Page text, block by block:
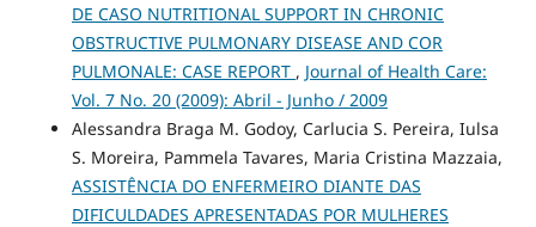
DE CASO NUTRITIONAL SUPPORT IN CHRONIC
OBSTRUCTIVE PULMONARY DISEASE AND COR
PULMONALE: CASE REPORT , Journal of Health Care:
Vol. 7 No. 20 (2009): Abril - Junho / 2009
Alessandra Braga M. Godoy, Carlucia S. Pereira, Iulsa
S. Moreira, Pammela Tavares, Maria Cristina Mazzaia,
ASSISTÊNCIA DO ENFERMEIRO DIANTE DAS
DIFICULDADES APRESENTADAS POR MULHERES